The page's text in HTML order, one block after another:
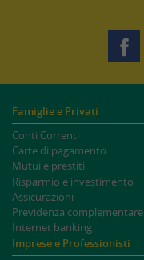
Famiglie e Privati
Conti Correnti
Carte di pagamento
Mutui e prestiti
Risparmio e investimento
Assicurazioni
Previdenza complementare
Internet banking
Imprese e Professionisti